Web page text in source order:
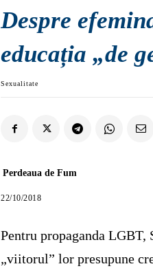
Despre
educația „de
Sexualitate
Perdeaua de Fum
22/10/2018
Pentru propaganda LGBT,
„viitorul” lor presupune